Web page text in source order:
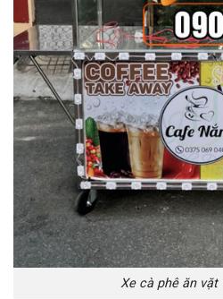
Xe cà phê ăn vặt